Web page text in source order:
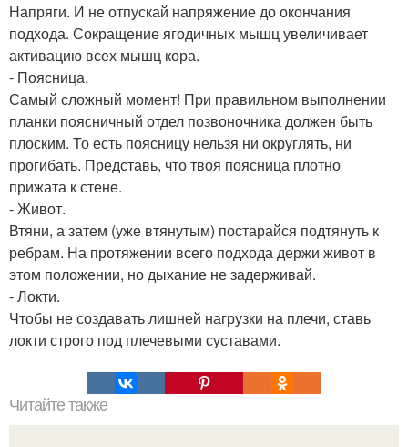
Напряги. И не отпускай напряжение до окончания
подхода. Сокращение ягодичных мышц увеличивает
активацию всех мышц кора.
- Поясница.
Самый сложный момент! При правильном выполнении
планки поясничный отдел позвоночника должен быть
плоским. То есть поясницу нельзя ни округлять, ни
прогибать. Представь, что твоя поясница плотно
прижата к стене.
- Живот.
Втяни, а затем (уже втянутым) постарайся подтянуть к
ребрам. На протяжении всего подхода держи живот в
этом положении, но дыхание не задерживай.
- Локти.
Чтобы не создавать лишней нагрузки на плечи, ставь
локти строго под плечевыми суставами.
Читайте также